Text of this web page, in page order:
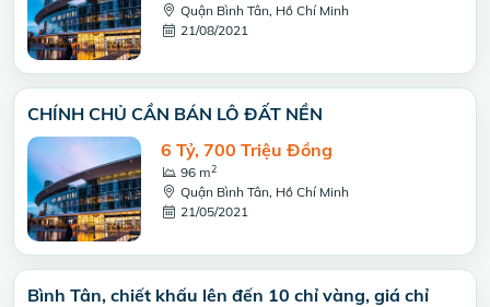
Quận Bình Tân, Hồ Chí Minh
21/08/2021
CHÍNH CHỦ CẦN BÁN LÔ ĐẤT NỀN
6 Tỷ, 700 Triệu Đồng
96 m2
Quận Bình Tân, Hồ Chí Minh
21/05/2021
Bình Tân, chiết khấu lên đến 10 chỉ vàng, giá chỉ